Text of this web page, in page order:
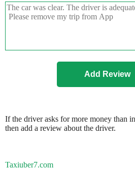
If the driver asks for more money than
then add a review about the driver.
Taxiuber7.com